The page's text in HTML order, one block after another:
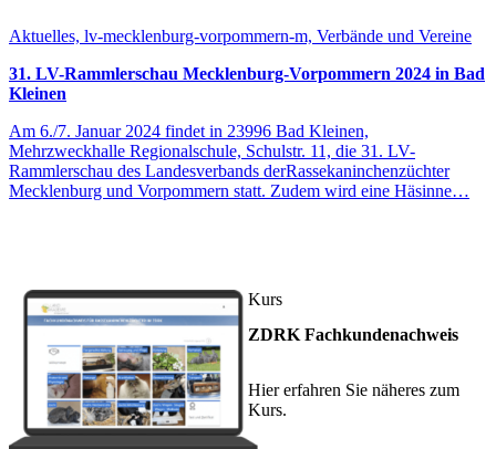
Aktuelles, lv-mecklenburg-vorpommern-m, Verbände und Vereine
31. LV-Rammlerschau Mecklenburg-Vorpommern 2024 in Bad
Kleinen
Am 6./7. Januar 2024 findet in 23996 Bad Kleinen,
Mehrzweckhalle Regionalschule, Schulstr. 11, die 31. LV-
Rammlerschau des Landesverbands derRassekaninchenzüchter
Mecklenburg und Vorpommern statt. Zudem wird eine Häsinne…
Kurs
ZDRK Fachkundenachweis
Hier erfahren Sie näheres zum
Kurs.